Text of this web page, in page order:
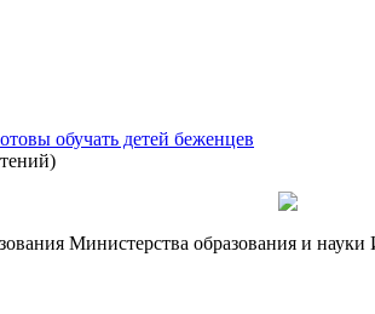
обучать детей беженцев
)
Министерства образования и